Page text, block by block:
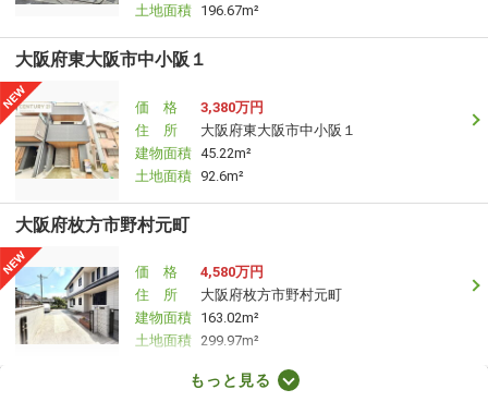
土地面積 196.67m²
大阪府東大阪市中小阪１
価 格
3,380万円
住 所
大阪府東大阪市中小阪１
建物面積 45.22m²
土地面積 92.6m²
大阪府枚方市野村元町
価 格
4,580万円
住 所
大阪府枚方市野村元町
建物面積 163.02m²
土地面積 299.97m²
大阪府泉南郡熊取町久保２丁目
もっと見る